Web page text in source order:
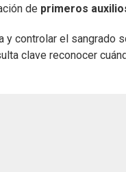
de primeros
y controlar el sangrado
clave reconocer